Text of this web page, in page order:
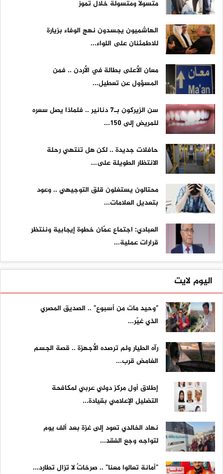
متسولًا ومتسولة خلال تموز
الهاشميون يجسدون نهج الوفاء بزيارة
للاطمئنان على اللواء...
معان الأعلى بطالة في الأردن .. فمن
المسؤول عن تعطيل...
سن الزيركون بـ7 دنانير .. فلماذا يصل سعره
للمريض إلى 150...
حافلات جديدة .. لكن هل تنتهي رحلة
الانتظار الطويلة على...
محتالون يستغلون قلق التوجيهي .. وعود
بتعديل العلامات...
العبادي: اجتماع عمّان خطوة إيجابية وننتظر
قرارات عملية...
اليوم لايت
"وحيد مات من أسبوع" .. الصديق المصري
الذي غيّر...
رآه الطيار ولم ترصده الأجهزة .. قصة الجسم
الغامض قرب...
إطلاق أول مركز دولي عربي لمكافحة
التضليل الإعلامي بقيادة...
نهاد الخالدي تعود إلى غزة بعد ألف يوم
لتواجه وجع الفقد...
"أمانة تعالوا معنا" .. صرخاتٌ لا تزال تطارد...